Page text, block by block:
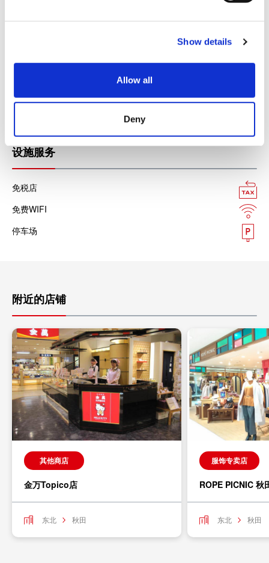
Show details
Allow all
Deny
美国运通卡
设施服务
免税店
免费WIFI
停车场
附近的店铺
其他商店
金万Topico店
东北 秋田
服饰专卖店
ROPE PICNIC 秋
东北 秋田